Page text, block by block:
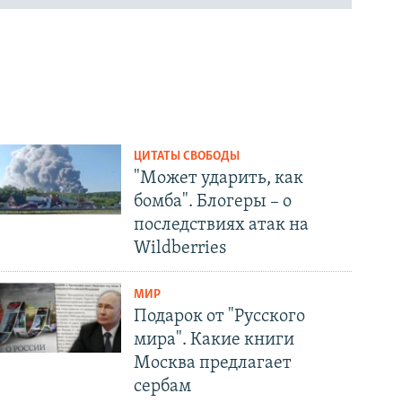
ЦИТАТЫ СВОБОДЫ
"Может ударить, как
бомба". Блогеры – о
последствиях атак на
Wildberries
МИР
Подарок от "Русского
мира". Какие книги
Москва предлагает
сербам